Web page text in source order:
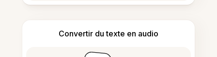
Convertir du texte en audio